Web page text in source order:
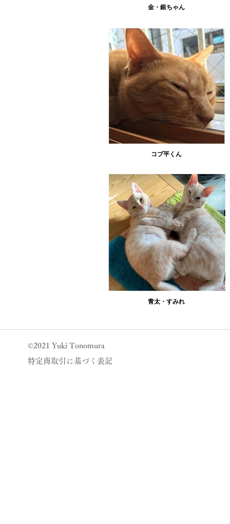
金・銀ちゃん
コブ平くん
青太・すみれ
©2021 Yuki Tonomura
特定商取引に基づく表記